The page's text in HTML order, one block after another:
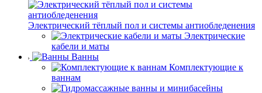
Электрический тёплый пол и системы антиобледенения
Электрические
кабели и маты
Ванны
Комплектующие к
ваннам